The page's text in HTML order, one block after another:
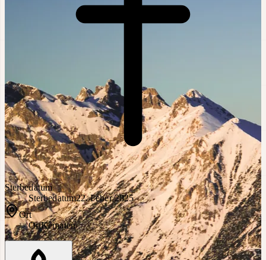
Sterbedatum
Sterbedatum22. Feber 2025
Ort
OrtKematen